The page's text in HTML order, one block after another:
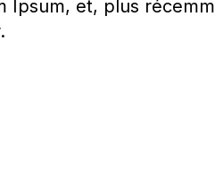
Ipsum, et, plus